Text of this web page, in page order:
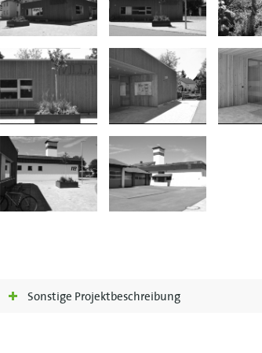
Sonstige Projektbeschreibung